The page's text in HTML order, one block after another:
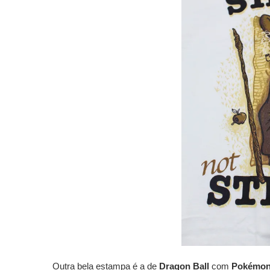
Outra bela estampa é a de Dragon Ball com